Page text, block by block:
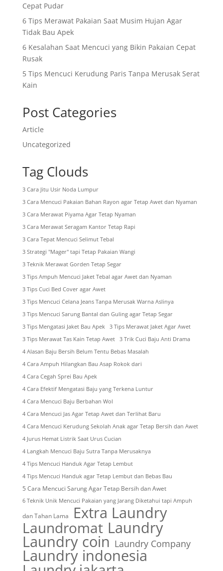
Cepat Pudar
6 Tips Merawat Pakaian Saat Musim Hujan Agar
Tidak Bau Apek
6 Kesalahan Saat Mencuci yang Bikin Pakaian Cepat
Rusak
5 Tips Mencuci Kerudung Paris Tanpa Merusak Serat
Kain
Post Categories
Article
Uncategorized
Tag Clouds
3 Cara Jitu Usir Noda Lumpur
3 Cara Mencuci Pakaian Bahan Rayon agar Tetap Awet dan Nyaman
3 Cara Merawat Piyama Agar Tetap Nyaman
3 Cara Merawat Seragam Kantor Tetap Rapi
3 Cara Tepat Mencuci Selimut Tebal
3 Strategi "Mager" tapi Tetap Pakaian Wangi
3 Teknik Merawat Gorden Tetap Segar
3 Tips Ampuh Mencuci Jaket Tebal agar Awet dan Nyaman
3 Tips Cuci Bed Cover agar Awet
3 Tips Mencuci Celana Jeans Tanpa Merusak Warna Aslinya
3 Tips Mencuci Sarung Bantal dan Guling agar Tetap Segar
3 Tips Mengatasi Jaket Bau Apek
3 Tips Merawat Jaket Agar Awet
3 Tips Merawat Tas Kain Tetap Awet
3 Trik Cuci Baju Anti Drama
4 Alasan Baju Bersih Belum Tentu Bebas Masalah
4 Cara Ampuh Hilangkan Bau Asap Rokok dari
4 Cara Cegah Sprei Bau Apek
4 Cara Efektif Mengatasi Baju yang Terkena Luntur
4 Cara Mencuci Baju Berbahan Wol
4 Cara Mencuci Jas Agar Tetap Awet dan Terlihat Baru
4 Cara Mencuci Kerudung Sekolah Anak agar Tetap Bersih dan Awet
4 Jurus Hemat Listrik Saat Urus Cucian
4 Langkah Mencuci Baju Sutra Tanpa Merusaknya
4 Tips Mencuci Handuk Agar Tetap Lembut
4 Tips Mencuci Handuk agar Tetap Lembut dan Bebas Bau
5 Cara Mencuci Sarung Agar Tetap Bersih dan Awet
6 Teknik Unik Mencuci Pakaian yang Jarang Diketahui tapi Ampuh
dan Tahan Lama Extra Laundry
Laundromat Laundry
Laundry coin Laundry Company
Laundry indonesia